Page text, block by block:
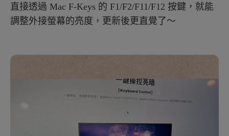
直接透過 Mac F-Keys 的 F1/F2/F11/F12 按鍵，就能
調整外接螢幕的亮度，更新後更直覺了～